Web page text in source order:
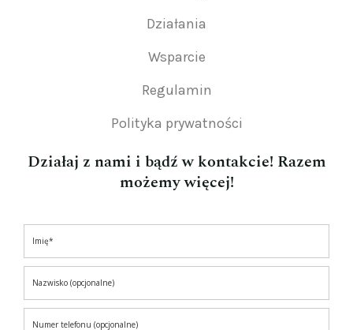
Działania
Wsparcie
Regulamin
Polityka prywatności
Działaj z nami i bądź w kontakcie! Razem
możemy więcej!